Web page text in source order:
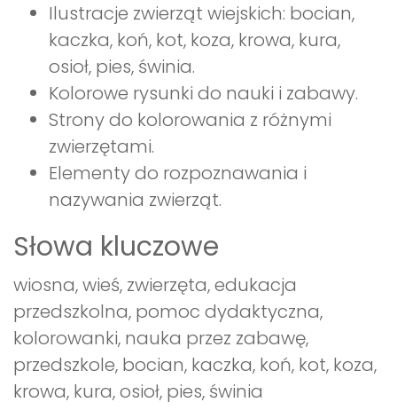
Ilustracje zwierząt wiejskich: bocian,
kaczka, koń, kot, koza, krowa, kura,
osioł, pies, świnia.
Kolorowe rysunki do nauki i zabawy.
Strony do kolorowania z różnymi
zwierzętami.
Elementy do rozpoznawania i
nazywania zwierząt.
Słowa kluczowe
wiosna, wieś, zwierzęta, edukacja
przedszkolna, pomoc dydaktyczna,
kolorowanki, nauka przez zabawę,
przedszkole, bocian, kaczka, koń, kot, koza,
krowa, kura, osioł, pies, świnia